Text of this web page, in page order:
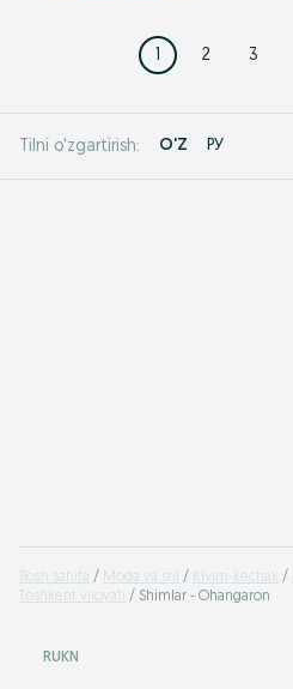
1 2 3
Tilni o'zgartirish: O'Z РУ
Bosh sahifa Moda va stil Kiyim-kechak
Toshkent viloyati
Shimlar - Ohangaron
RUKN